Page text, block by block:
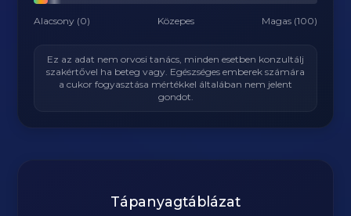
Alacsony (0) Közepes Magas (100)
Ez az adat nem orvosi tanács, minden esetben konzultálj
szakértővel ha beteg vagy. Egészséges emberek számára
a cukor fogyasztása mértékkel általában nem jelent
gondot.
Tápanyagtáblázat